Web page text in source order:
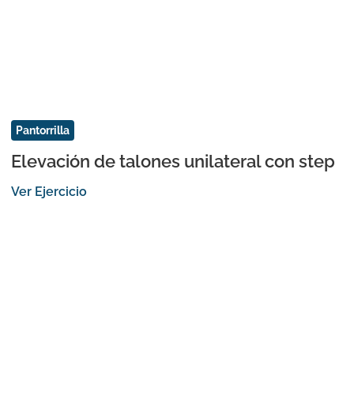
Pantorrilla
Elevación de talones unilateral con step
Ver Ejercicio